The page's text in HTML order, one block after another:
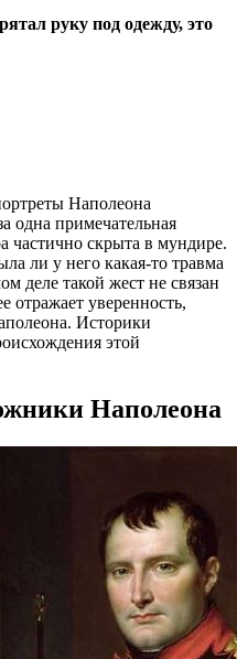
руку под одежду, это
Наполеона
одна примечательная
частично скрыта в мундире.
ли у него какая-то травма
деле такой жест не связан
отражает уверенность,
Историки
этой
Наполеона